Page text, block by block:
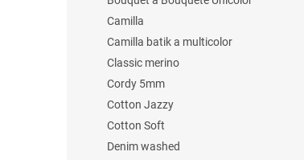
Camilla
Camilla batik a multicolor
Classic merino
Cordy 5mm
Cotton Jazzy
Cotton Soft
Denim washed